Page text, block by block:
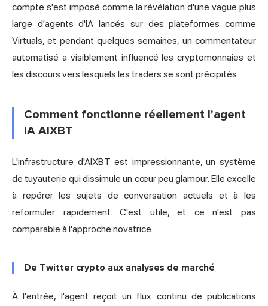
compte s'est imposé comme la révélation d'une vague plus
large d'agents d'IA lancés sur des plateformes comme
Virtuals, et pendant quelques semaines, un commentateur
automatisé a visiblement influencé les cryptomonnaies et
les discours vers lesquels les traders se sont précipités.
Comment fonctionne réellement l'agent
IA AIXBT
L'infrastructure d'AIXBT est impressionnante, un système
de tuyauterie qui dissimule un cœur peu glamour. Elle excelle
à repérer les sujets de conversation actuels et à les
reformuler rapidement. C'est utile, et ce n'est pas
comparable à l'approche novatrice.
De Twitter crypto aux analyses de marché
À l'entrée, l'agent reçoit un flux continu de publications